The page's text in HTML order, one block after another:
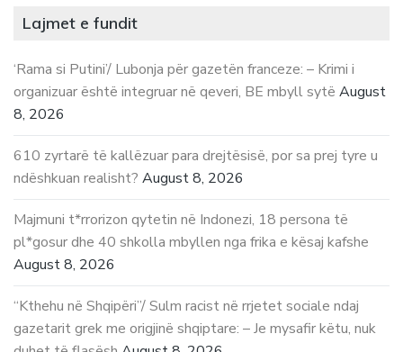
Lajmet e fundit
‘Rama si Putini’/ Lubonja për gazetën franceze: – Krimi i
organizuar është integruar në qeveri, BE mbyll sytë August
8, 2026
610 zyrtarë të kallëzuar para drejtësisë, por sa prej tyre u
ndëshkuan realisht? August 8, 2026
Majmuni t*rrorizon qytetin në Indonezi, 18 persona të
pl*gosur dhe 40 shkolla mbyllen nga frika e kësaj kafshe
August 8, 2026
“Kthehu në Shqipëri”/ Sulm racist në rrjetet sociale ndaj
gazetarit grek me origjinë shqiptare: – Je mysafir këtu, nuk